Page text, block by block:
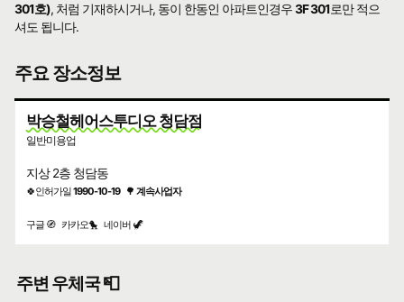
301호), 처럼 기재하시거나, 동이 한동인 아파트인경우3F 301로만 적으
셔도 됩니다.
주요 장소정보
박승철헤어스투디오 청담점
일반미용업
지상 2층 청담동
🍀인허가일1990-10-19 🌳 계속사업자
구글 🧭 카카오🐤 네이버 🦖
주변 우체국 📮